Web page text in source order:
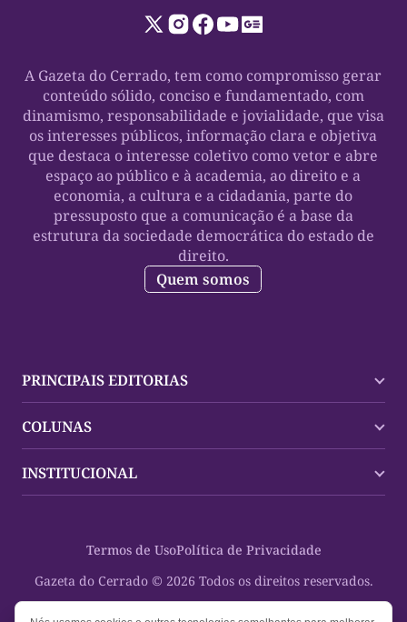
A Gazeta do Cerrado, tem como compromisso gerar
conteúdo sólido, conciso e fundamentado, com
dinamismo, responsabilidade e jovialidade, que visa
os interesses públicos, informação clara e objetiva
que destaca o interesse coletivo como vetor e abre
espaço ao público e à academia, ao direito e a
economia, a cultura e a cidadania, parte do
pressuposto que a comunicação é a base da
estrutura da sociedade democrática do estado de
direito.
Quem somos
PRINCIPAIS EDITORIAS
Palmas
Mundo
Oportunidades
Cultura
Saúde
COLUNAS
Policial
Planeta Vivo
Espaço Cidadania
Turistando Gazeta
INSTITUCIONAL
Gazeta do Cerrado © 2026 Todos os direitos reservados.
Termos de UsoPolítica de Privacidade